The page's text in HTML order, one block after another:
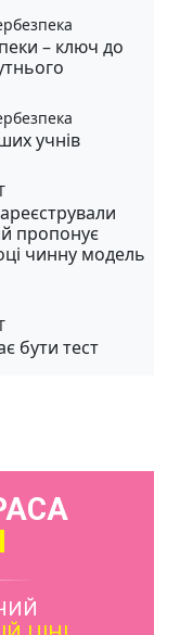
– ключ до
учнів
пропонує
чинну модель
бути тест